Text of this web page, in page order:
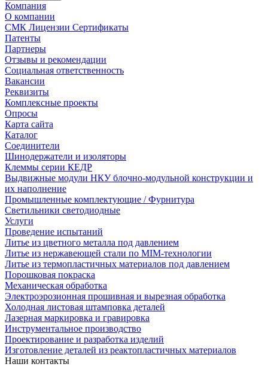
Компания
О компании
СМК Лицензии Сертификаты
Патенты
Партнеры
Отзывы и рекомендации
Социальная ответственность
Вакансии
Реквизиты
Комплексные проекты
Опросы
Карта сайта
Каталог
Соединители
Шинодержатели и изоляторы
Клеммы серии КЕДР
Выдвижные модули НКУ блочно-модульной конструкции и
их наполнение
Промышленные комплектующие / Фурнитура
Светильники светодиодные
Услуги
Проведение испытаний
Литье из цветного металла под давлением
Литье из нержавеющей стали по MIM-технологии
Литье из термопластичных материалов под давлением
Порошковая покраска
Механическая обработка
Электроэрозионная прошивная и вырезная обработка
Холодная листовая штамповка деталей
Лазерная маркировка и гравировка
Инструментальное производство
Проектирование и разработка изделий
Изготовление деталей из реактопластичных материалов
Наши контакты